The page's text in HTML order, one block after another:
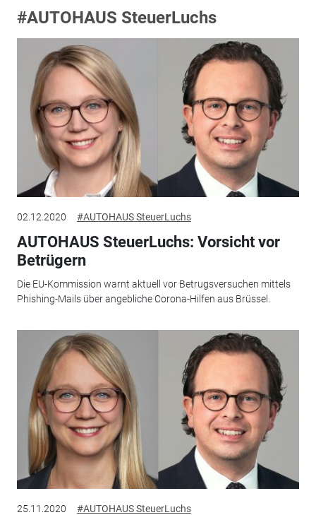
#AUTOHAUS SteuerLuchs
02.12.2020 #AUTOHAUS SteuerLuchs
AUTOHAUS SteuerLuchs: Vorsicht vor
Betrügern
Die EU-Kommission warnt aktuell vor Betrugsversuchen mittels
Phishing-Mails über angebli­che Corona-Hilfen aus Brüssel.
25.11.2020 #AUTOHAUS SteuerLuchs